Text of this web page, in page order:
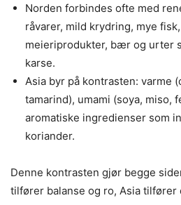
Norden forbindes ofte med
råvarer, mild krydring, mye
meieriprodukter, bær og urter
karse.
Asia byr på kontrasten: varme
tamarind), umami (soya, miso,
aromatiske ingredienser som
koriander.
Denne kontrasten gjør begge
tilfører balanse og ro, Asia tilfører